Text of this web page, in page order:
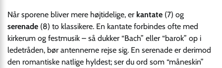
Når sporene bliver mere højtidelige, er kantate (7) og
serenade (8) to klassikere. En kantate forbindes ofte med
kirkerum og festmusik – så dukker “Bach” eller “barok” op i
lede­tråden, bør antennerne rejse sig. En serenade er derimod
den romantiske natlige hyldest; ser du ord som “måneskin”